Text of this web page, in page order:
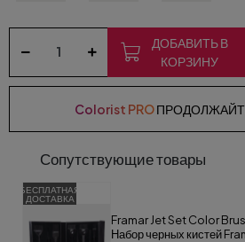
ДОБАВИТЬ В
КОРЗИНУ
Colorist PRO
Сопутствующие товары
БЕСПЛАТНАЯ
ДОСТАВКА
%26
Framar Jet Set Color
Набор черных кистей